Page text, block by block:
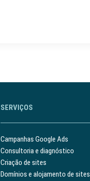
SERVIÇOS
Campanhas Google Ads
Consultoria e diagnóstico
Criação de sites
Domínios e alojamento de sites